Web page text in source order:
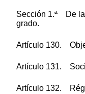
Sección 1.ª De
grado.
Artículo 130.
Artículo 131.
Artículo 132.